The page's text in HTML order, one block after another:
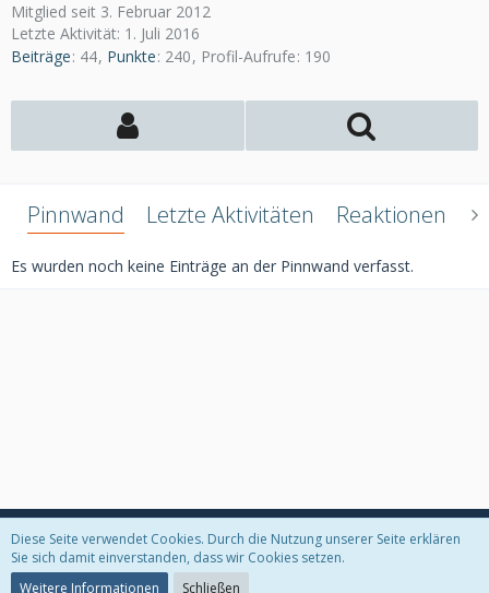
Mitglied seit 3. Februar 2012
Letzte Aktivität: 1. Juli 2016
Beiträge 44 Punkte 240 Profil-Aufrufe 190
Pinnwand Letzte Aktivitäten Reaktionen
Es wurden noch keine Einträge an der Pinnwand verfasst.
Datenschutzerklärung Kontakt Impressum
Diese Seite verwendet Cookies. Durch die Nutzung unserer Seite erklären
Sie sich damit einverstanden, dass wir Cookies setzen.
Weitere Informationen
Schließen